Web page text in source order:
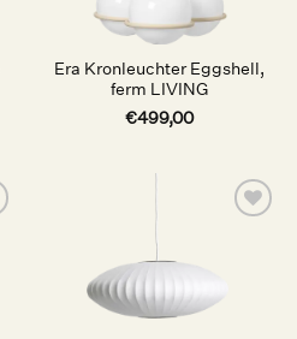
Era Kronleuchter Eggshell,
ferm LIVING
€499,00